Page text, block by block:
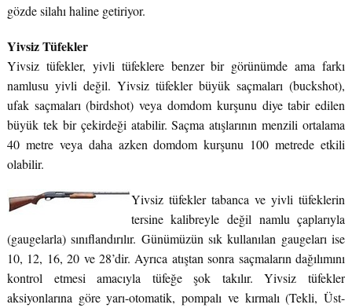
gözde silahı haline getiriyor.
Yivsiz Tüfekler
Yivsiz tüfekler, yivli tüfeklere benzer bir görünümde ama farkı
namlusu yivli değil. Yivsiz tüfekler büyük saçmaları (buckshot),
ufak saçmaları (birdshot) veya domdom kurşunu diye tabir edilen
büyük tek bir çekirdeği atabilir. Saçma atışlarının menzili ortalama
40 metre veya daha azken domdom kurşunu 100 metrede etkili
olabilir.
Yivsiz tüfekler tabanca ve yivli tüfeklerin
tersine kalibreyle değil namlu çaplarıyla
(gaugelarla) sınıflandırılır. Günümüzün sık kullanılan gaugeları ise
10, 12, 16, 20 ve 28’dir. Ayrıca atıştan sonra saçmaların dağılımını
kontrol etmesi amacıyla tüfeğe şok takılır. Yivsiz tüfekler
aksiyonlarına göre yarı-otomatik, pompalı ve kırmalı (Tekli, Üst-